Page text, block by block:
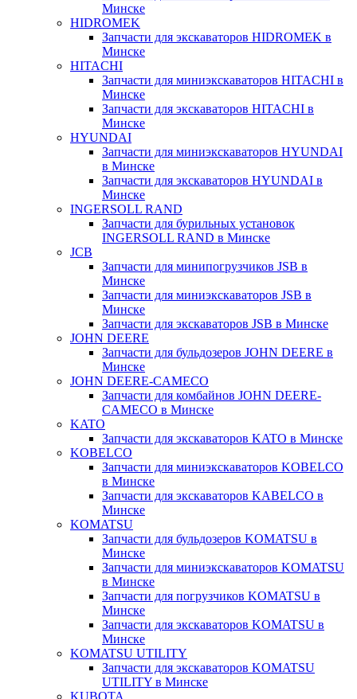
Минске
HIDROMEK
Запчасти для экскаваторов HIDROMEK в
Минске
HITACHI
Запчасти для миниэкскаваторов HITACHI в
Минске
Запчасти для экскаваторов HITACHI в
Минске
HYUNDAI
Запчасти для миниэкскаваторов HYUNDAI
в Минске
Запчасти для экскаваторов HYUNDAI в
Минске
INGERSOLL RAND
Запчасти для бурильных установок
INGERSOLL RAND в Минске
JCB
Запчасти для минипогрузчиков JSB в
Минске
Запчасти для миниэкскаваторов JSB в
Минске
Запчасти для экскаваторов JSB в Минске
JOHN DEERE
Запчасти для бульдозеров JOHN DEERE в
Минске
JOHN DEERE-CAMECO
Запчасти для комбайнов JOHN DEERE-
CAMECO в Минске
KATO
Запчасти для экскаваторов KATO в Минске
KOBELCO
Запчасти для миниэкскаваторов KOBELCO
в Минске
Запчасти для экскаваторов KABELCO в
Минске
KOMATSU
Запчасти для бульдозеров KOMATSU в
Минске
Запчасти для миниэкскаваторов KOMATSU
в Минске
Запчасти для погрузчиков KOMATSU в
Минске
Запчасти для экскаваторов KOMATSU в
Минске
KOMATSU UTILITY
Запчасти для экскаваторов KOMATSU
UTILITY в Минске
KUBOTA